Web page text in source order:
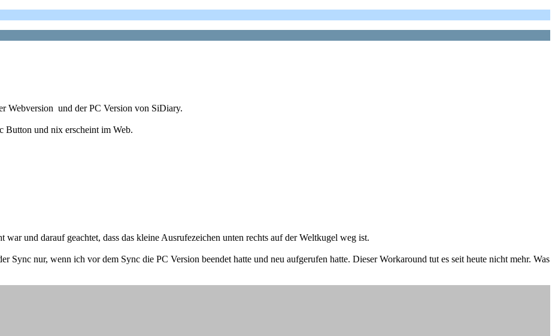
Webversion und der PC Version von SiDiary.
Button und nix erscheint im Web.
und darauf geachtet, dass das kleine Ausrufezeichen unten rechts auf der Weltkugel weg ist.
Sync nur, wenn ich vor dem Sync die PC Version beendet hatte und neu aufgerufen hatte. Dieser Workaround tut es seit heute nicht mehr. Was